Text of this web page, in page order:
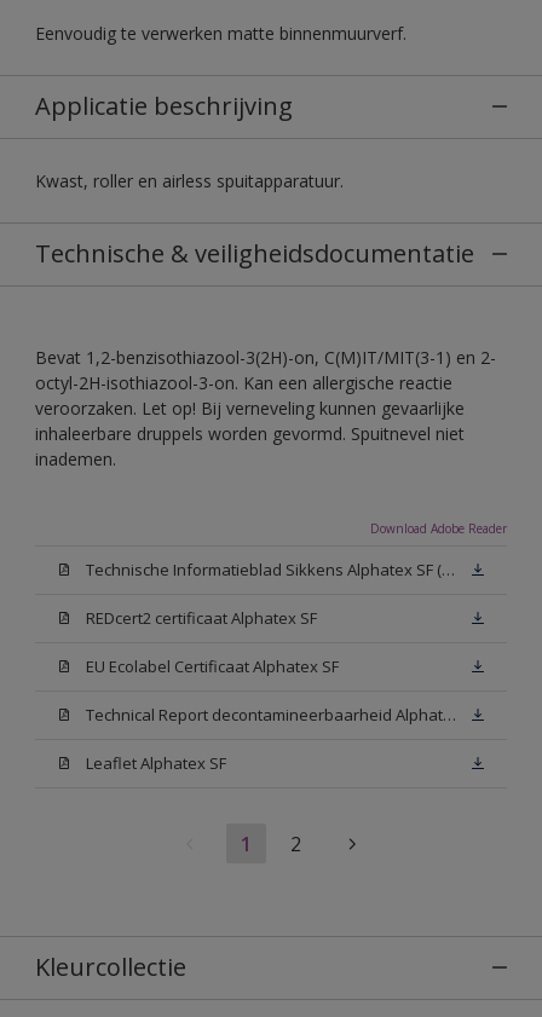
Eenvoudig te verwerken matte binnenmuurverf.
Applicatie beschrijving
Kwast, roller en airless spuitapparatuur.
Technische & veiligheidsdocumentatie
Bevat 1,2-benzisothiazool-3(2H)-on, C(M)IT/MIT(3-1) en 2-
octyl-2H-isothiazool-3-on. Kan een allergische reactie
veroorzaken. Let op! Bij verneveling kunnen gevaarlijke
inhaleerbare druppels worden gevormd. Spuitnevel niet
inademen.
Download Adobe Reader
Technische Informatieblad Sikkens Alphatex SF (PDF)
REDcert2 certificaat Alphatex SF
EU Ecolabel Certificaat Alphatex SF
Technical Report decontamineerbaarheid Alphatex SF
Leaflet Alphatex SF
1 2
Kleurcollectie